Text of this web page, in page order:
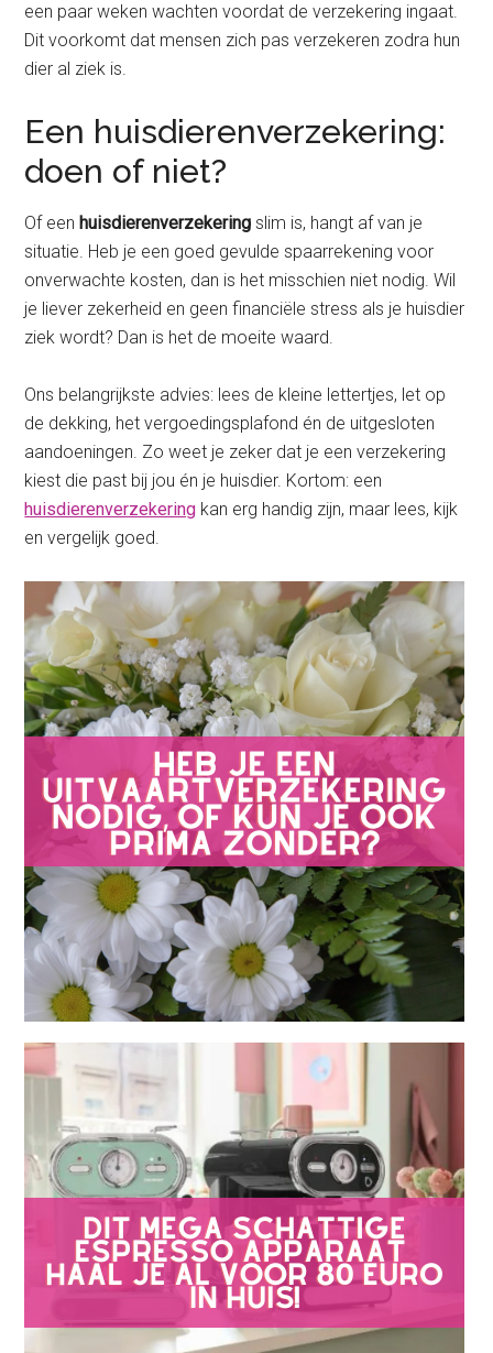
een paar weken wachten voordat de verzekering ingaat.
Dit voorkomt dat mensen zich pas verzekeren zodra hun
dier al ziek is.
Een huisdierenverzekering:
doen of niet?
Of een huisdierenverzekeringslim is, hangt af van je
situatie. Heb je een goed gevulde spaarrekening voor
onverwachte kosten, dan is het misschien niet nodig. Wil
je liever zekerheid en geen financiële stress als je huisdier
ziek wordt? Dan is het de moeite waard.
Ons belangrijkste advies: lees de kleine lettertjes, let op
de dekking, het vergoedingsplafond én de uitgesloten
aandoeningen. Zo weet je zeker dat je een verzekering
kiest die past bij jou én je huisdier. Kortom: een
huisdierenverzekering kan erg handig zijn, maar lees, kijk
en vergelijk goed.